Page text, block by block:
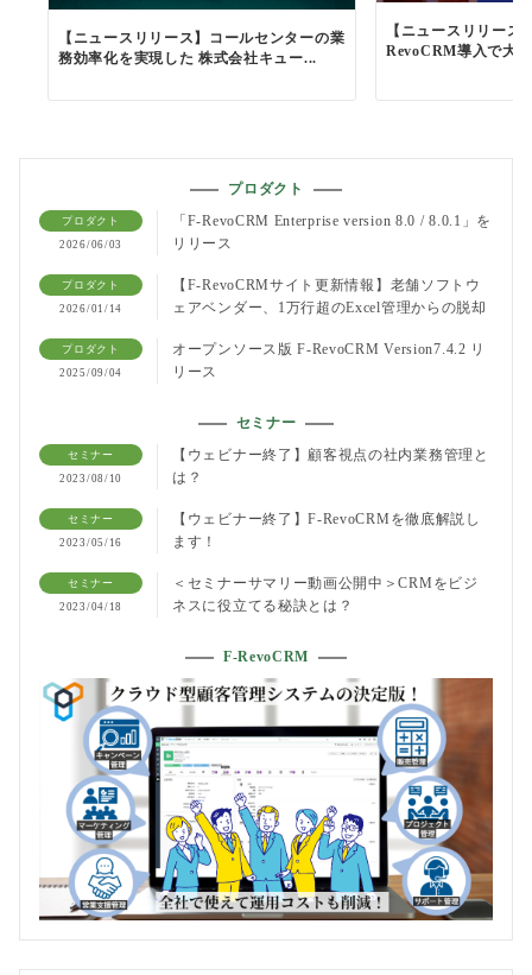
【ニュースリリース】コールセンターの業
務効率化を実現した 株式会社キュー...
【ニュースリリース
RevoCRM導入で大
プロダクト
プロダクト
2026/06/03
「F-RevoCRM Enterprise version 8.0 / 8.0.1」を
リリース
プロダクト
2026/01/14
【F-RevoCRMサイト更新情報】老舗ソフトウ
ェアベンダー、1万行超のExcel管理からの脱却
プロダクト
2025/09/04
オープンソース版 F-RevoCRM Version7.4.2 リ
リース
セミナー
セミナー
2023/08/10
【ウェビナー終了】顧客視点の社内業務管理と
は？
セミナー
2023/05/16
【ウェビナー終了】F-RevoCRMを徹底解説し
ます！
セミナー
2023/04/18
＜セミナーサマリー動画公開中＞CRMをビジ
ネスに役立てる秘訣とは？
F-RevoCRM